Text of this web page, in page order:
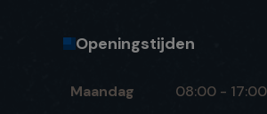
Openingstijden
Maandag 08:00 - 17:00